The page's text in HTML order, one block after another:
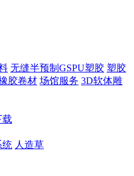
无缝半预制GSPU塑胶 塑胶
胶卷材 场馆服务 3D软体雕
载
统 人造草